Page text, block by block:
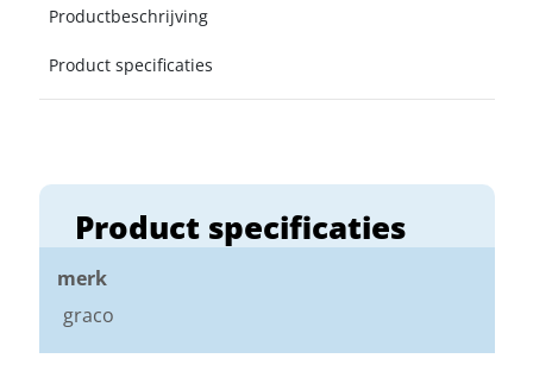
Product specificaties
merk
graco
Productbeschrijving
Product specificaties